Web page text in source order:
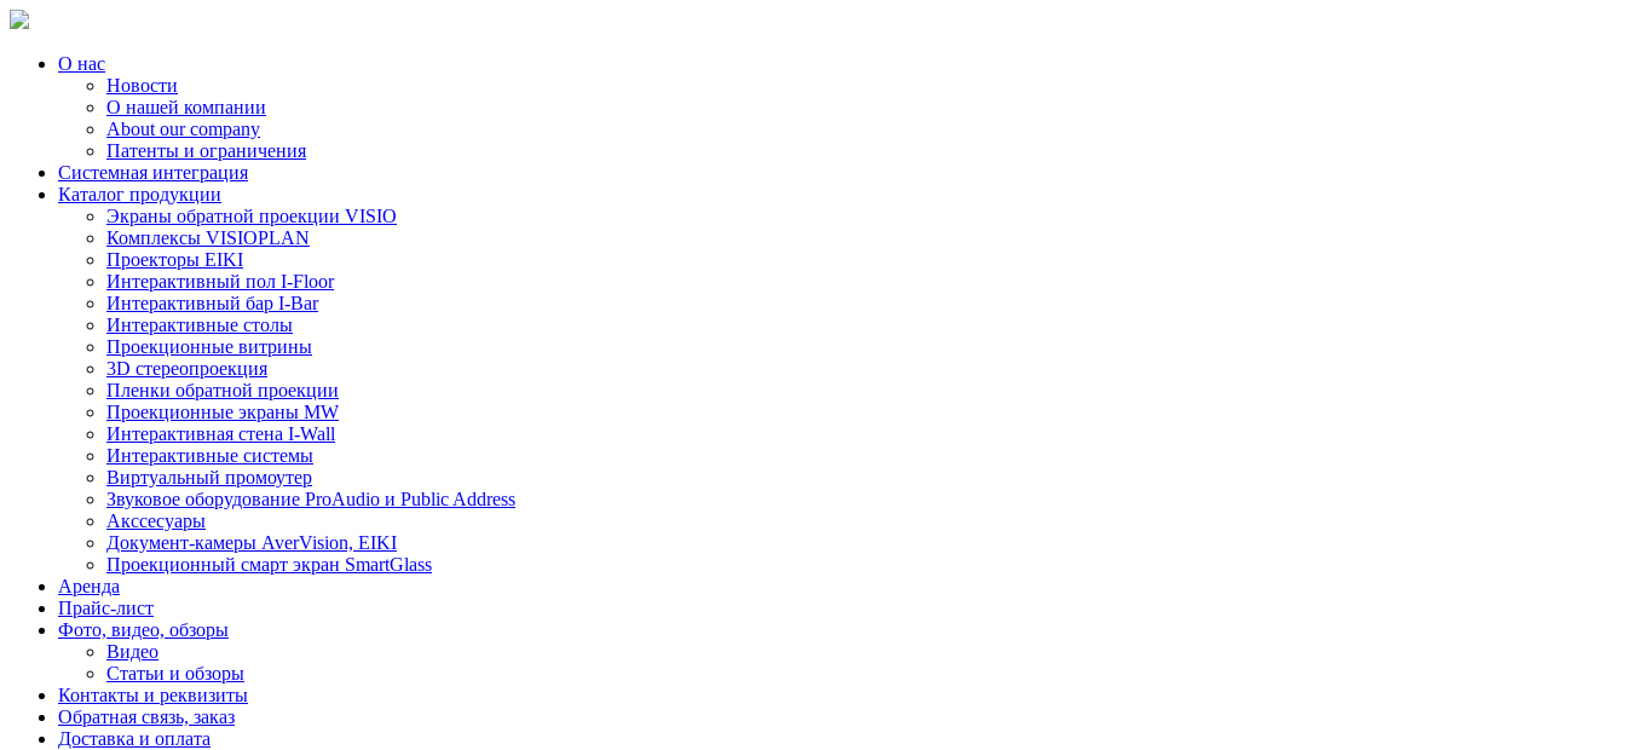
О нас
Новости
О нашей компании
About our company
Патенты и ограничения
Системная интеграция
Каталог продукции
Экраны обратной проекции VISIO
Комплексы VISIOPLAN
Проекторы EIKI
Интерактивный пол I-Floor
Интерактивный бар I-Bar
Интерактивные столы
Проекционные витрины
3D стереопроекция
Пленки обратной проекции
Проекционные экраны MW
Интерактивная стена I-Wall
Интерактивные системы
Виртуальный промоутер
Звуковое оборудование ProAudio и Public Address
Акссесуары
Документ-камеры AverVision, EIKI
Проекционный смарт экран SmartGlass
Аренда
Прайс-лист
Фото, видео, обзоры
Видео
Статьи и обзоры
Контакты и реквизиты
Обратная связь, заказ
Доставка и оплата